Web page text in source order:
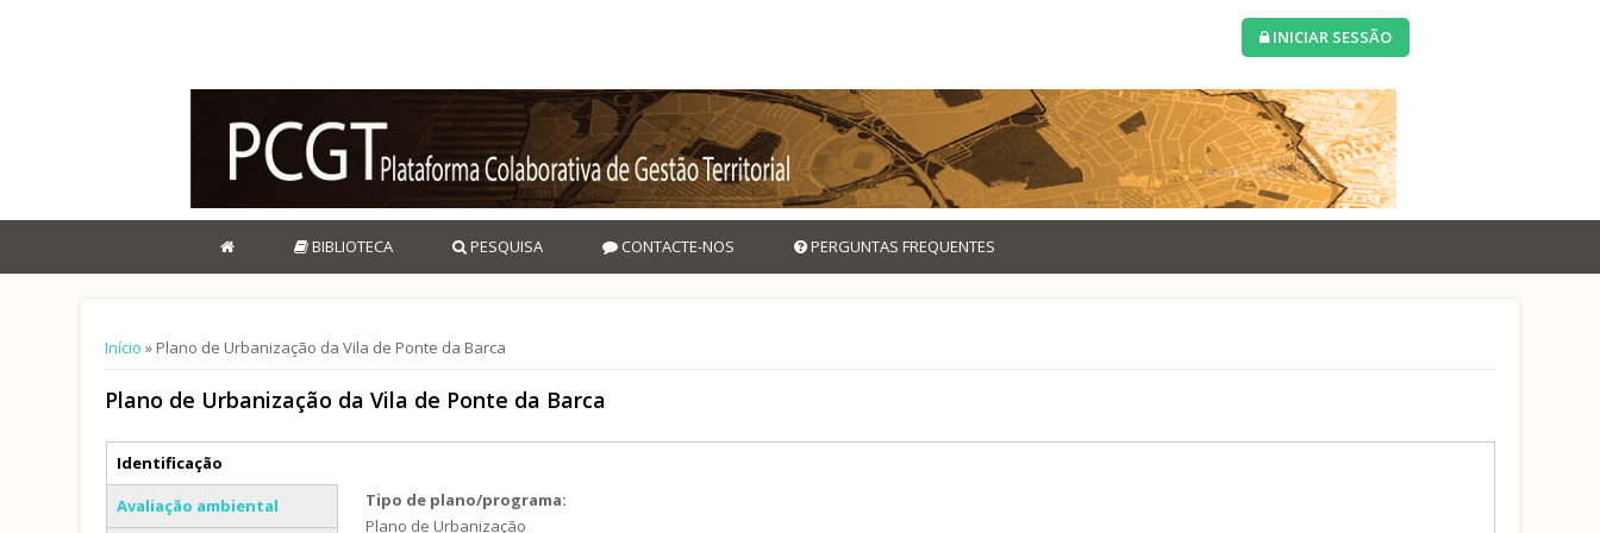
INICIAR SESSÃO
BIBLIOTECA PESQUISA CONTACTE-NOS PERGUNTAS FREQUENTES
Está aqui
Início » Plano de Urbanização da Vila de Ponte da Barca
Plano de Urbanização da Vila de Ponte da Barca
Separadores verticais
Identificação
(separador ativo)
Avaliação ambiental
Tipo de plano/programa:
Plano de Urbanização